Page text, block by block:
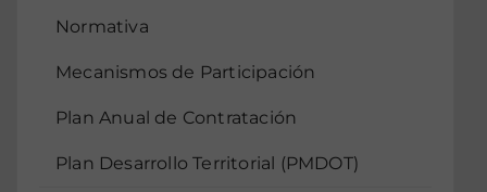
Normativa
Mecanismos de Participación
Plan Anual de Contratación
Plan Desarrollo Territorial (PMDOT)